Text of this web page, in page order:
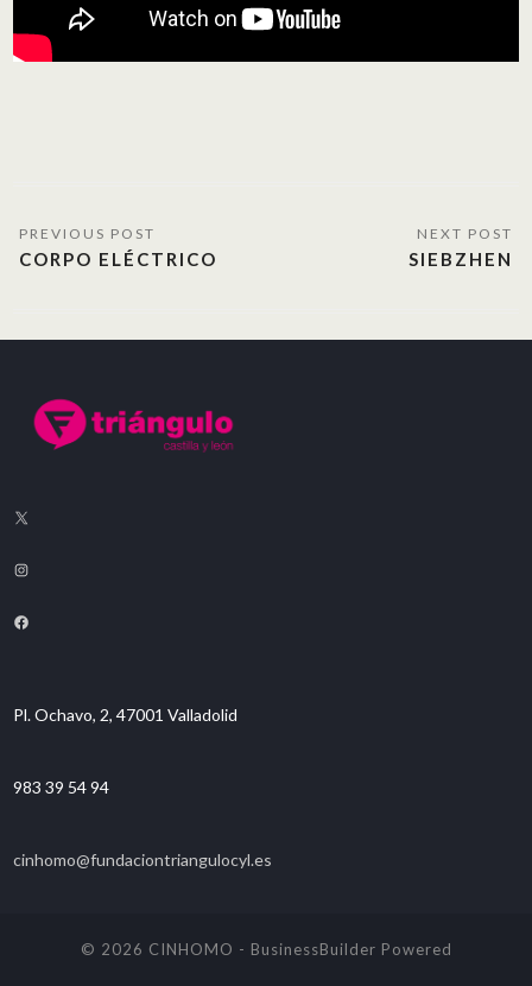
CORPO ELÉCTRICO SIEBZHEN
Pl. Ochavo, 2, 47001 Valladolid
983 39 54 94
cinhomo@fundaciontriangulocyl.es
© 2026 CINHOMO - BusinessBuilder Powered